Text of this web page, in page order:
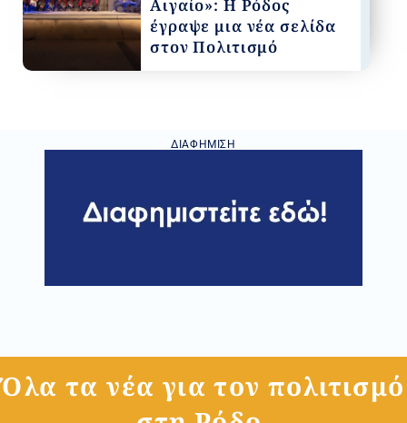
Αιγαίο»: Η Ρόδος
έγραψε μια νέα σελίδα
στον Πολιτισμό
ΔΙΑΦΉΜΙΣΗ
Όλα τα νέα για τον πολιτισμό